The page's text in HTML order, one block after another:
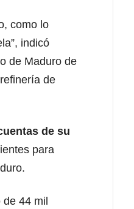
como lo
indicó
de Maduro de
de
de su
para
44 mil